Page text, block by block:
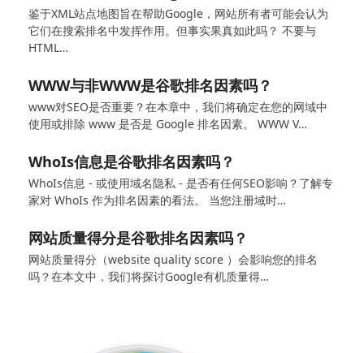
鉴于XML站点地图旨在帮助Google，网站所有者可能会认为
它们在搜索排名中发挥作用。但事实果真如此吗？ 不要与
HTML…
WWW与非WWW是谷歌排名因素吗？
www对SEO是否重要？在本章中，我们将确定在您的网域中
使用或排除 www 是否是 Google 排名因素。 WWW V…
WhoIs信息是谷歌排名因素吗？
WhoIs信息 - 或使用域名隐私 - 是否有任何SEO影响？了解专
家对 WhoIs 作为排名因素的看法。 当您注册域时…
网站质量得分是谷歌排名因素吗？
网站质量得分（website quality score ）会影响您的排名
吗？在本文中，我们将探讨Google有机质量得…